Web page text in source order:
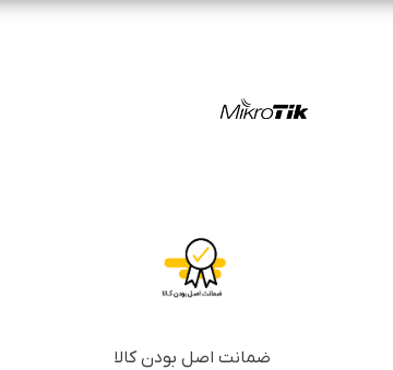
ضمانت اصل بودن کالا